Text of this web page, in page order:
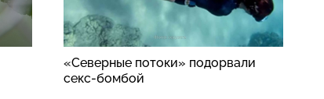
«Северные потоки» подорвали
секс-бомбой